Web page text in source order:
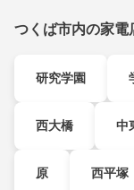
つくば市内の家電
研究学園
西大橋 中
原 西平塚